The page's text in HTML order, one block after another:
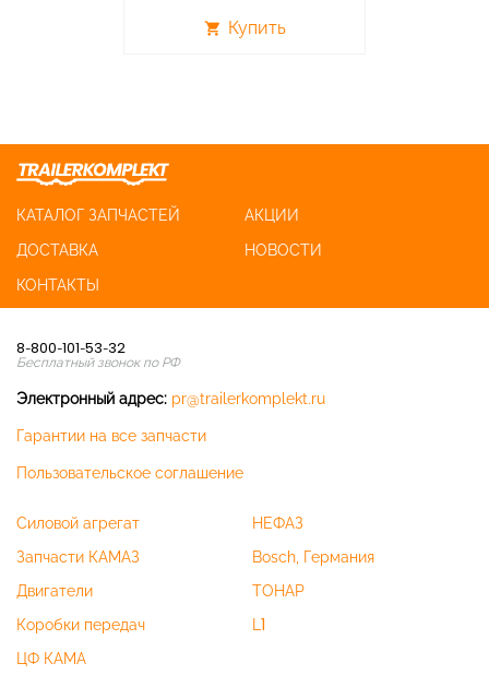
shopping_cart Купить
КАТАЛОГ ЗАПЧАСТЕЙ
АКЦИИ
ДОСТАВКА
НОВОСТИ
КОНТАКТЫ
8-800-101-53-32
Бесплатный звонок по РФ
Электронный адрес: pr@trailerkomplekt.ru
Гарантии на все запчасти
Пользовательское соглашение
Силовой агрегат
Запчасти КАМАЗ
Двигатели
Коробки передач
ЦФ КАМА
НЕФАЗ
Bosch, Германия
ТОНАР
L1